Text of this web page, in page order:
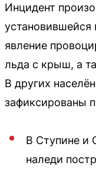
Инцидент
явление
льда с крыш, а
В других
зафиксированы
В Ступине и
наледи